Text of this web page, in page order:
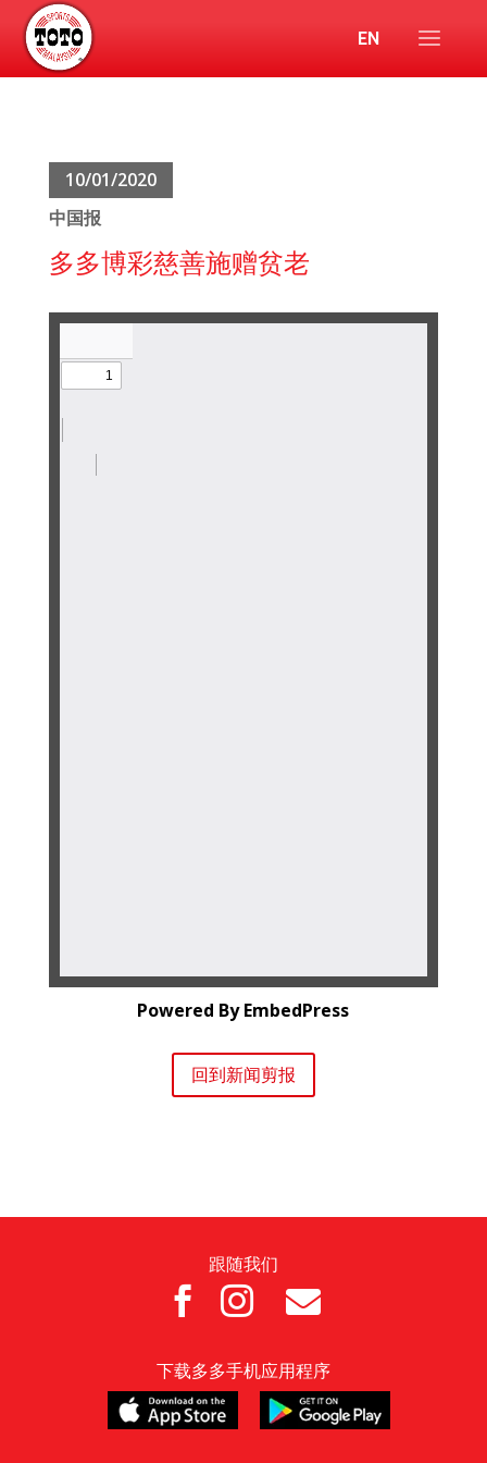
EN
10/01/2020
中国报
多多博彩慈善施赠贫老
Powered By EmbedPress
回到新闻剪报
跟随我们
  
下载多多手机应用程序